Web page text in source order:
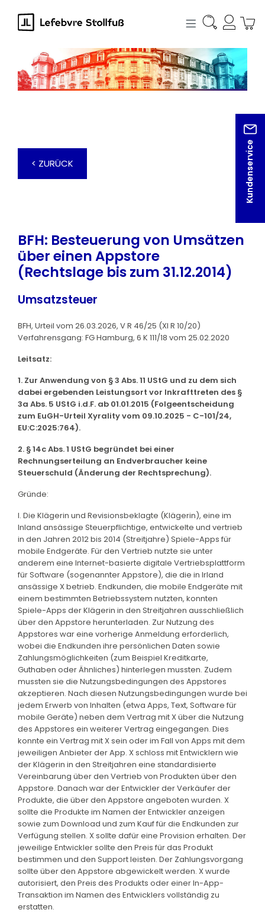
springen
Kundenservice
< ZURÜCK
BFH: Besteuerung von Umsätzen
über einen Appstore
(Rechtslage bis zum 31.12.2014)
Umsatzsteuer
BFH, Urteil vom 26.03.2026, V R 46/25 (XI R 10/20)
Verfahrensgang: FG Hamburg, 6 K 111/18 vom 25.02.2020
Leitsatz:
1. Zur Anwendung von § 3 Abs. 11 UStG und zu dem sich
dabei ergebenden Leistungsort vor Inkrafttreten des §
3a Abs. 5 UStG i.d.F. ab 01.01.2015 (Folgeentscheidung
zum EuGH-Urteil Xyrality vom 09.10.2025 - C-101/24,
EU:C:2025:764).
2. § 14c Abs. 1 UStG begründet bei einer
Rechnungserteilung an Endverbraucher keine
Steuerschuld (Änderung der Rechtsprechung).
Gründe:
I. Die Klägerin und Revisionsbeklagte (Klägerin), eine im
Inland ansässige Steuerpflichtige, entwickelte und vertrieb
in den Jahren 2012 bis 2014 (Streitjahre) Spiele-Apps für
mobile Endgeräte. Für den Vertrieb nutzte sie unter
anderem eine Internet-basierte digitale Vertriebsplattform
für Software (sogenannter Appstore), die die in Irland
ansässige X betrieb. Endkunden, die mobile Endgeräte mit
einem bestimmten Betriebssystem nutzten, konnten
Spiele-Apps der Klägerin in den Streitjahren ausschließlich
über den Appstore herunterladen. Zur Nutzung des
Appstores war eine vorherige Anmeldung erforderlich,
wobei die Endkunden ihre persönlichen Daten sowie
Zahlungsmöglichkeiten (zum Beispiel Kreditkarte,
Guthaben oder Ähnliches) hinterlegen mussten. Zudem
mussten sie die Nutzungsbedingungen des Appstores
akzeptieren. Nach diesen Nutzungsbedingungen wurde bei
jedem Erwerb von Inhalten (etwa Apps, Text, Software für
mobile Geräte) neben dem Vertrag mit X über die Nutzung
des Appstores ein weiterer Vertrag eingegangen. Dies
konnte ein Vertrag mit X sein oder im Fall von Apps mit dem
jeweiligen Anbieter der App. X schloss mit Entwicklern wie
der Klägerin in den Streitjahren eine standardisierte
Vereinbarung über den Vertrieb von Produkten über den
Appstore. Danach war der Entwickler der Verkäufer der
Produkte, die über den Appstore angeboten wurden. X
sollte die Produkte im Namen der Entwickler anzeigen
sowie zum Download und zum Kauf für die Endkunden zur
Verfügung stellen. X sollte dafür eine Provision erhalten. Der
jeweilige Entwickler sollte den Preis für das Produkt
bestimmen und den Support leisten. Der Zahlungsvorgang
sollte über den Appstore abgewickelt werden. X wurde
autorisiert, den Preis des Produkts oder einer In-App-
Transaktion im Namen des Entwicklers vollständig zu
erstatten.